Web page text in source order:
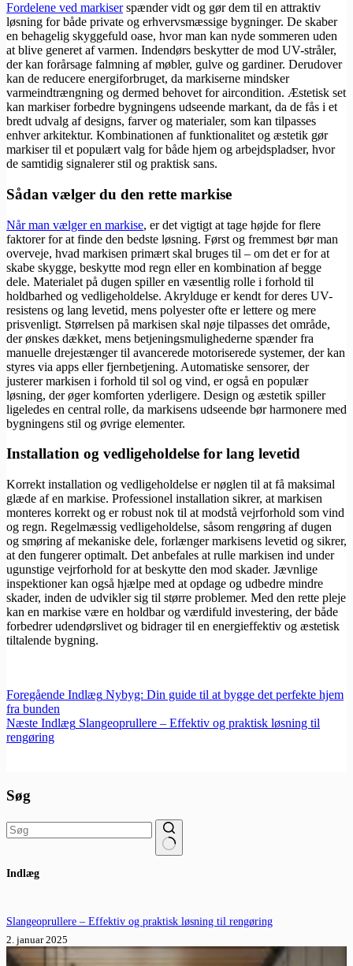
Fordelene ved markiserspænder vidt og gør dem til en attraktiv
løsning for både private og erhvervsmæssige bygninger. De skaber
en behagelig skyggefuld oase, hvor man kan nyde sommeren uden
at blive generet af varmen. Indendørs beskytter de mod UV-stråler,
der kan forårsage falmning af møbler, gulve og gardiner. Derudover
kan de reducere energiforbruget, da markiserne mindsker
varmeindtrængning og dermed behovet for aircondition. Æstetisk set
kan markiser forbedre bygningens udseende markant, da de fås i et
bredt udvalg af designs, farver og materialer, som kan tilpasses
enhver arkitektur. Kombinationen af funktionalitet og æstetik gør
markiser til et populært valg for både hjem og arbejdspladser, hvor
de samtidig signalerer stil og praktisk sans.
Sådan vælger du den rette markise
Når man vælger en markise, er det vigtigt at tage højde for flere
faktorer for at finde den bedste løsning. Først og fremmest bør man
overveje, hvad markisen primært skal bruges til – om det er for at
skabe skygge, beskytte mod regn eller en kombination af begge
dele. Materialet på dugen spiller en væsentlig rolle i forhold til
holdbarhed og vedligeholdelse. Akrylduge er kendt for deres UV-
resistens og lang levetid, mens polyester ofte er lettere og mere
prisvenligt. Størrelsen på markisen skal nøje tilpasses det område,
der ønskes dækket, mens betjeningsmulighederne spænder fra
manuelle drejestænger til avancerede motoriserede systemer, der kan
styres via apps eller fjernbetjening. Automatiske sensorer, der
justerer markisen i forhold til sol og vind, er også en populær
løsning, der øger komforten yderligere. Design og æstetik spiller
ligeledes en central rolle, da markisens udseende bør harmonere med
bygningens stil og øvrige elementer.
Installation og vedligeholdelse for lang levetid
Korrekt installation og vedligeholdelse er nøglen til at få maksimal
glæde af en markise. Professionel installation sikrer, at markisen
monteres korrekt og er robust nok til at modstå vejrforhold som vind
og regn. Regelmæssig vedligeholdelse, såsom rengøring af dugen
og smøring af mekaniske dele, forlænger markisens levetid og sikrer,
at den fungerer optimalt. Det anbefales at rulle markisen ind under
ugunstige vejrforhold for at beskytte den mod skader. Jævnlige
inspektioner kan også hjælpe med at opdage og udbedre mindre
skader, inden de udvikler sig til større problemer. Med den rette pleje
kan en markise være en holdbar og værdifuld investering, der både
forbedrer udendørslivet og bidrager til en energieffektiv og æstetisk
tiltalende bygning.
Foregående Indlæg Nybyg: Din guide til at bygge det perfekte hjem
fra bunden
Næste Indlæg Slangeoprullere – Effektiv og praktisk løsning til
rengøring
Søg
resultater
Indlæg
Slangeoprullere – Effektiv og praktisk løsning til rengøring
2. januar 2025